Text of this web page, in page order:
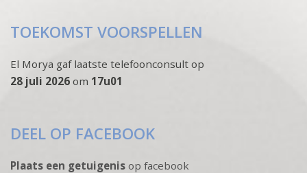
TOEKOMST VOORSPELLEN
El Morya gaf laatste telefoonconsult op
28 juli 2026 om 17u01
DEEL OP FACEBOOK
Plaats een getuigenis op facebook